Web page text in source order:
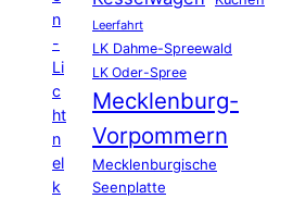
n
-
Li
c
ht
n
el
k
Leerfahrt
LK Dahme-Spreewald
LK Oder-Spree
Mecklenburg-
Vorpommern
Mecklenburgische
Seenplatte